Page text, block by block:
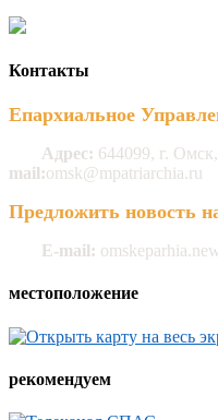
Контакты
Епархиальное
Адрес: 644099, г.
mail:omsk@mpatriarchia.ru
Предложить новость
E-mail:
местоположение
рекомендуем